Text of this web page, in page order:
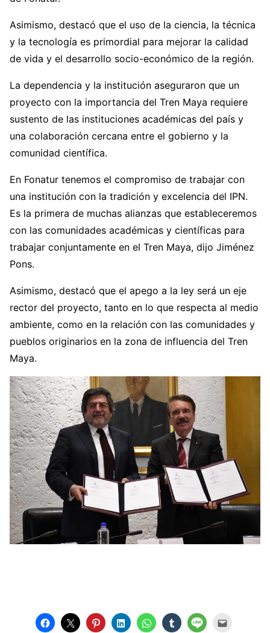
Asimismo, destacó que el uso de la ciencia, la técnica
y la tecnología es primordial para mejorar la calidad
de vida y el desarrollo socio-económico de la región.
La dependencia y la institución aseguraron que un
proyecto con la importancia del Tren Maya requiere
sustento de las instituciones académicas del país y
una colaboración cercana entre el gobierno y la
comunidad científica.
En Fonatur tenemos el compromiso de trabajar con
una institución con la tradición y excelencia del IPN.
Es la primera de muchas alianzas que estableceremos
con las comunidades académicas y científicas para
trabajar conjuntamente en el Tren Maya, dijo Jiménez
Pons.
Asimismo, destacó que el apego a la ley será un eje
rector del proyecto, tanto en lo que respecta al medio
ambiente, como en la relación con las comunidades y
pueblos originarios en la zona de influencia del Tren
Maya.